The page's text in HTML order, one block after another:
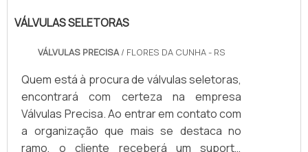
VÁLVULAS SELETORAS
VÁLVULAS PRECISA/ FLORES DA CUNHA - RS
Quem está à procura de válvulas seletoras,
encontrará com certeza na empresa
Válvulas Precisa. Ao entrar em contato com
a organização que mais se destaca no
ramo, o cliente receberá um suporte